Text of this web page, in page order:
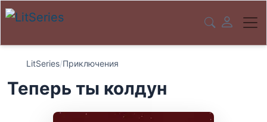
LitSeries/Приключения
Теперь ты колдун